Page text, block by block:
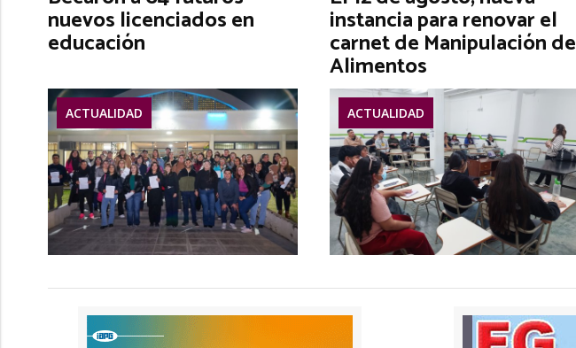
nuevos licenciados en
educación
ACTUALIDAD
instancia para renovar el
carnet de Manipulación de
Alimentos
ACTUALIDAD